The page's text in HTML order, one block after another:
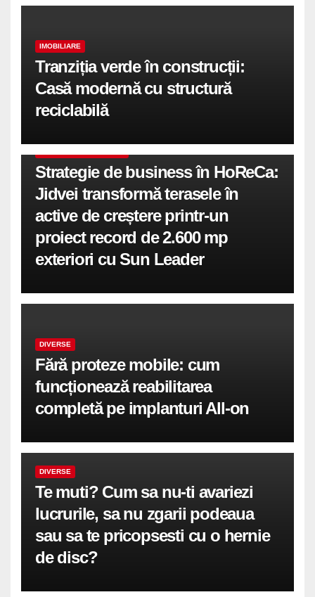
IMOBILIARE
Tranziția verde în construcții:
Casă modernă cu structură
reciclabilă
Strategie de business în HoReCa:
Jidvei transformă terasele în
active de creștere printr-un
proiect record de 2.600 mp
exteriori cu Sun Leader
DIVERSE
Fără proteze mobile: cum
funcționează reabilitarea
completă pe implanturi All-on
DIVERSE
Te muti? Cum sa nu-ti avariezi
lucrurile, sa nu zgarii podeaua
sau sa te pricopsesti cu o hernie
de disc?